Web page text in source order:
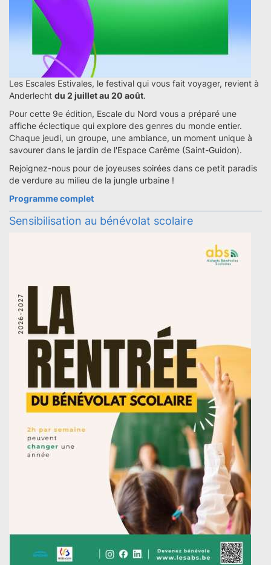
Les Escales Estivales, le festival qui vous fait voyager, revient à
Anderlecht du 2 juillet au 20 août.
Pour cette 9e édition, Escale du Nord vous a préparé une
affiche éclectique qui explore des genres du monde entier.
Chaque jeudi, un groupe, une ambiance, un moment unique à
savourer dans le jardin de l'Espace Carême (Saint-Guidon).
Rejoignez-nous pour de joyeuses soirées dans ce petit paradis
de verdure au milieu de la jungle urbaine !
Programme complet
Sensibilisation au bénévolat scolaire